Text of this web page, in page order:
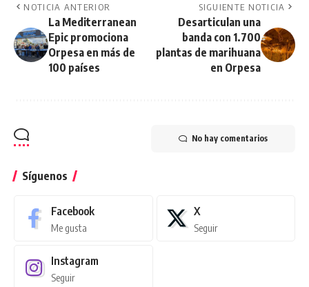
NOTICIA ANTERIOR
La Mediterranean
Epic promociona
Orpesa en más de
100 países
SIGUIENTE NOTICIA
Desarticulan una
banda con 1.700
plantas de marihuana
en Orpesa
No hay comentarios
Síguenos
Facebook
Me gusta
X
Seguir
Instagram
Seguir